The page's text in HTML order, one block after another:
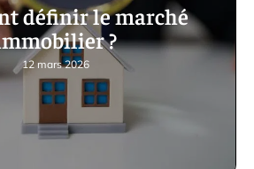
définir le marché
?
12 mars 2026